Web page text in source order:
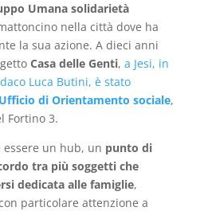
Umana solidarietà
nella città dove ha
la sua azione. A dieci anni
Casa delle Genti, a Jesi, in
Luca Butini, è stato
Ufficio di Orientamento sociale,
Fortino 3.
un hub, un punto di
tra più soggetti che
dedicata alle famiglie,
particolare attenzione a